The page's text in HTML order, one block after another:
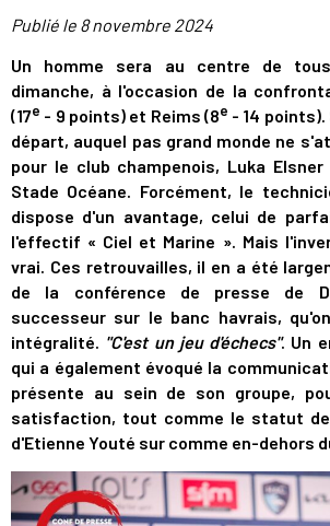
Publié le 8 novembre 2024
Un homme sera au centre de
dimanche, à l'occasion de la
(17e - 9 points) et Reims (8e - 14
départ, auquel pas grand monde ne
pour le club champenois, Luka
Stade Océane. Forcément, le
dispose d'un avantage, celui de
l'effectif « Ciel et Marine ». Mais
vrai. Ces retrouvailles, il en a été
de la conférence de presse de
successeur sur le banc havrais,
intégralité. "C'est un jeu d'échecs". Un
qui a également évoqué la
présente au sein de son groupe,
satisfaction, tout comme le statut de
d'Etienne Youté sur comme en-dehors